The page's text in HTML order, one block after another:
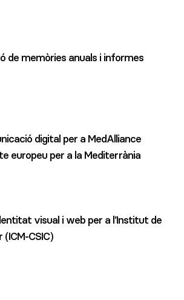
de memòries anuals i informes
digital per a MedAlliance
europeu per a la Mediterrània
visual i web per a l’Institut de
(ICM-CSIC)